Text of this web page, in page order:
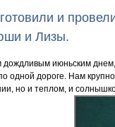
и
и Лизы.
июньским
одной дороге. Нам
но и теплом, и